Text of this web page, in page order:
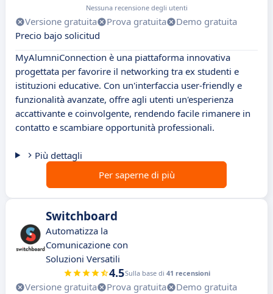
Nessuna recensione degli utenti
Versione gratuita Prova gratuita
Demo gratuita
Precio bajo solicitud
MyAlumniConnection è una piattaforma innovativa
progettata per favorire il networking tra ex studenti e
istituzioni educative. Con un'interfaccia user-friendly e
funzionalità avanzate, offre agli utenti un'esperienza
accattivante e coinvolgente, rendendo facile rimanere in
contatto e scambiare opportunità professionali.
Più dettagli
Per saperne di più
Switchboard
Automatizza la
Comunicazione con
Soluzioni Versatili
4.5Sulla base di 41 recensioni
Versione gratuita Prova gratuita
Demo gratuita